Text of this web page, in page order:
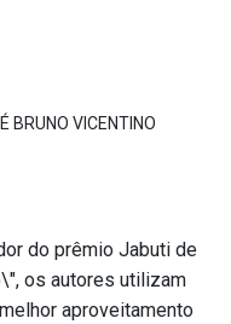
BRUNO VICENTINO
do prêmio Jabuti de
os autores utilizam
aproveitamento